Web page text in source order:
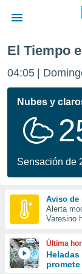
de
por
se
calidad.
a este
las
y
forma
digital
basada
El Tiempo
04:05
Nubes y
Sensación de
Aviso de
Alerta
Varesino
Última